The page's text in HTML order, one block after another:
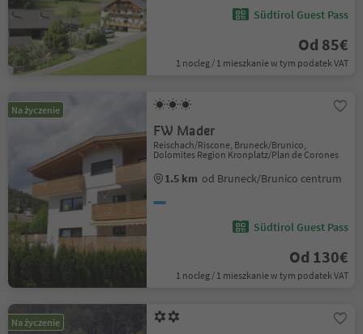
Südtirol Guest Pass
Od 85€
1 nocleg / 1 mieszkanie w tym podatek VAT
Na życzenie
FW Mader
Reischach/Riscone, Bruneck/Brunico,
Dolomites Region Kronplatz/Plan de Corones
1.5 km od Bruneck/Brunico centrum
Südtirol Guest Pass
Od 130€
1 nocleg / 1 mieszkanie w tym podatek VAT
Na życzenie